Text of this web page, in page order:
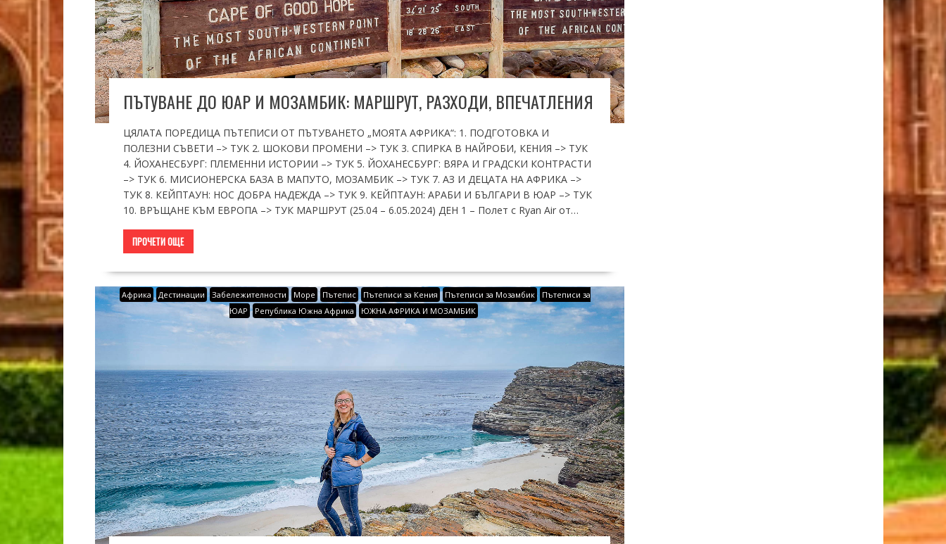
ПЪТУВАНЕ ДО ЮАР И МОЗАМБИК: МАРШРУТ, РАЗХОДИ, ВПЕЧАТЛЕНИЯ
ЦЯЛАТА ПОРЕДИЦА ПЪТЕПИСИ ОТ ПЪТУВАНЕТО „МОЯТА АФРИКА“: 1. ПОДГОТОВКА И
ПОЛЕЗНИ СЪВЕТИ –> ТУК 2. ШОКОВИ ПРОМЕНИ –> ТУК 3. СПИРКА В НАЙРОБИ, КЕНИЯ –> ТУК
4. ЙОХАНЕСБУРГ: ПЛЕМЕННИ ИСТОРИИ –> ТУК 5. ЙОХАНЕСБУРГ: ВЯРА И ГРАДСКИ КОНТРАСТИ
–> ТУК 6. МИСИОНЕРСКА БАЗА В МАПУТО, МОЗАМБИК –> ТУК 7. АЗ И ДЕЦАТА НА АФРИКА –>
ТУК 8. КЕЙПТАУН: НОС ДОБРА НАДЕЖДА –> ТУК 9. КЕЙПТАУН: АРАБИ И БЪЛГАРИ В ЮАР –> ТУК
10. ВРЪЩАНЕ КЪМ ЕВРОПА –> ТУК МАРШРУТ (25.04 – 6.05.2024) ДЕН 1 – Полет с Ryan Air от…
ПРОЧЕТИ ОЩЕ
Африка Дестинации Забележителности Море Пътепис Пътеписи за Кения Пътеписи за Мозамбик
Пътеписи за
ЮАР
Република Южна Африка ЮЖНА АФРИКА И МОЗАМБИК